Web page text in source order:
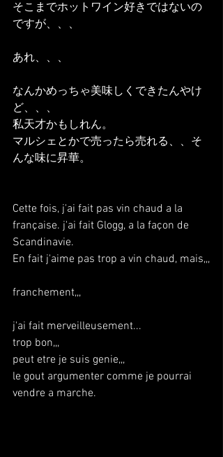
そこまでホットワイン好きではないの
ですが、、、
あれ、、、
なんかめっちゃ美味しくできたんやけ
ど、、、
私天才かもしれん。
マルシェとかで売ったら売れる、、そ
んな味に昇華。
Cette fois, j'ai fait pas vin chaud a la
française. j'ai fait Glogg, a la façon de
Scandinavie.
En fait j'aime pas trop a vin chaud, mais,,,
franchement,,,
j'ai fait merveilleusement...
trop bon,,,
peut etre je suis genie,,,
le gout argumenter comme je pourrai
vendre a marche.